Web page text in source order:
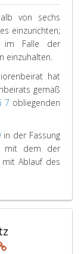
von sechs
einzurichten;
im Falle der
einzuhalten.
hat
gemäß
7 obliegenden
in der Fassung
dem der
mit Ablauf des